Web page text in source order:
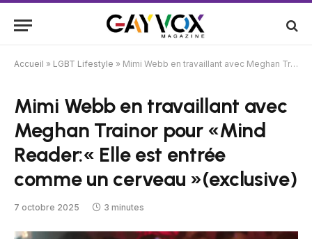
Accueil » LGBT Lifestyle » Mimi Webb en travaillant avec Meghan Trainor pour «Mind Reader:« Elle est entrée comme un cerveau »(exclusive)
Mimi Webb en travaillant avec
Meghan Trainor pour «Mind
Reader:« Elle est entrée
comme un cerveau »(exclusive)
7 octobre 2025 3 minutes